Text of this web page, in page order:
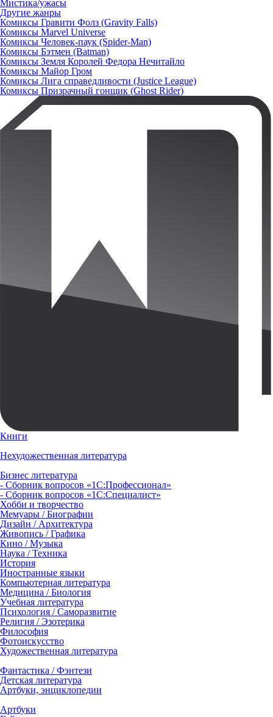
Мистика/ужасы
Другие жанры
Комиксы Гравити Фолз (Gravity Falls)
Комиксы Marvel Universe
Комиксы Человек-паук (Spider-Man)
Комиксы Бэтмен (Batman)
Комиксы Земля Королей Федора Нечитайло
Комиксы Майор Гром
Комиксы Лига справедливости (Justice League)
Комиксы Призрачный гонщик (Ghost Rider)
Книги
Нехудожественная литература
Бизнес литература
- Сборник вопросов «1С:Профессионал»
- Сборник вопросов «1С:Специалист»
Хобби и творчество
Мемуары / Биографии
Дизайн / Архитектура
Живопись / Графика
Кино / Музыка
Наука / Техника
История
Иностранные языки
Компьютерная литература
Медицина / Биология
Учебная литература
Психология / Саморазвитие
Религия / Эзотерика
Философия
Фотоискусство
Художественная литература
Фантастика / Фэнтези
Детская литература
Артбуки, энциклопедии
Артбуки